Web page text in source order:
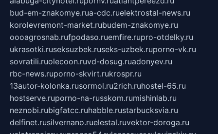
bud-em-znakomye.rua-cdc.ruelektrostal-news.ru
korolevremont-market.rubudem-znakomye.ru
oooagrosnab.rufpodaso.ruemfire.rupro-otdelky.ru
ukrasotki.ruseksuzbek.ruseks-uzbek.ruporno-vk.ru
sovratili.ruolecoon.ruvd-dosug.ruadonyev.ru
rbc-news.ruporno-skvirt.rukrospr.ru
13autor-kolonka.rusormol.ru2rich.ruhostel-65.ru
hostserve.ruporno-na-russkom.rumishinlab.ru
neznobi.rubigfatcc.ruhabble.rustarbucksvia.ru
delfinet.rusilvernano.ruelestal.ruvektor-doroga.ru